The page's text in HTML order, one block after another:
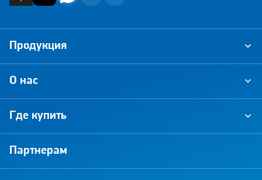
О нас
Где купить
Партнерам
Продукция